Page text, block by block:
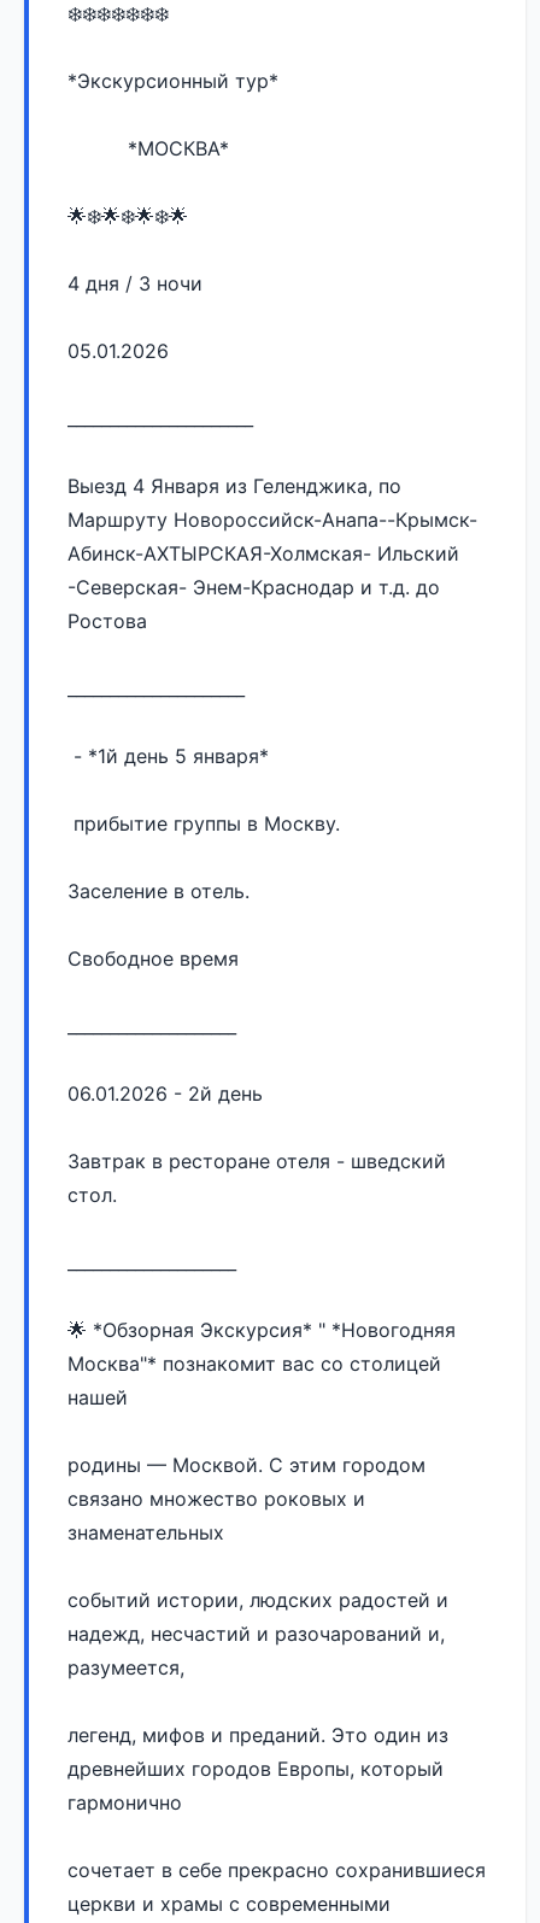
❄️❄️❄️❄️❄️❄️❄️
*Экскурсионный тур*
          *МОСКВА*
🌟❄️🌟❄️🌟❄️🌟
4 дня / 3 ночи
05.01.2026
Выезд 4 Января из Геленджика, по
Маршруту Новороссийск-Анапа--Крымск-
Абинск-АХТЫРСКАЯ-Холмская- Ильский
-Северская- Энем-Краснодар и т.д. до
Ростова
- *1й день 5 января*
прибытие группы в Москву.
Заселение в отель.
Свободное время
06.01.2026 - 2й день
Завтрак в ресторане отеля - шведский
стол.
🌟 *Обзорная Экскурсия* " *Новогодняя
Москва"* познакомит вас со столицей
нашей
родины — Москвой. С этим городом
связано множество роковых и
знаменательных
событий истории, людских радостей и
надежд, несчастий и разочарований и,
разумеется,
легенд, мифов и преданий. Это один из
древнейших городов Европы, который
гармонично
сочетает в себе прекрасно сохранившиеся
церкви и храмы с современными